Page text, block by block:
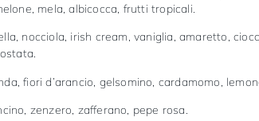
mela, albicocca, frutti tropicali.
nocciola, irish cream, vaniglia, amaretto,
fiori d’arancio, gelsomino, cardamomo,
zenzero, zafferano, pepe rosa.